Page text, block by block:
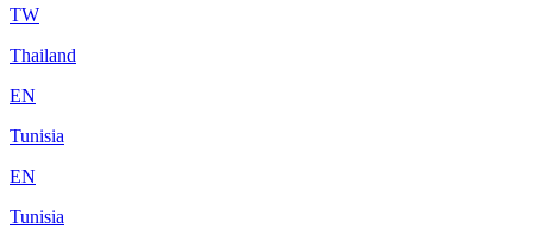
TW
Thailand
EN
Tunisia
EN
Tunisia